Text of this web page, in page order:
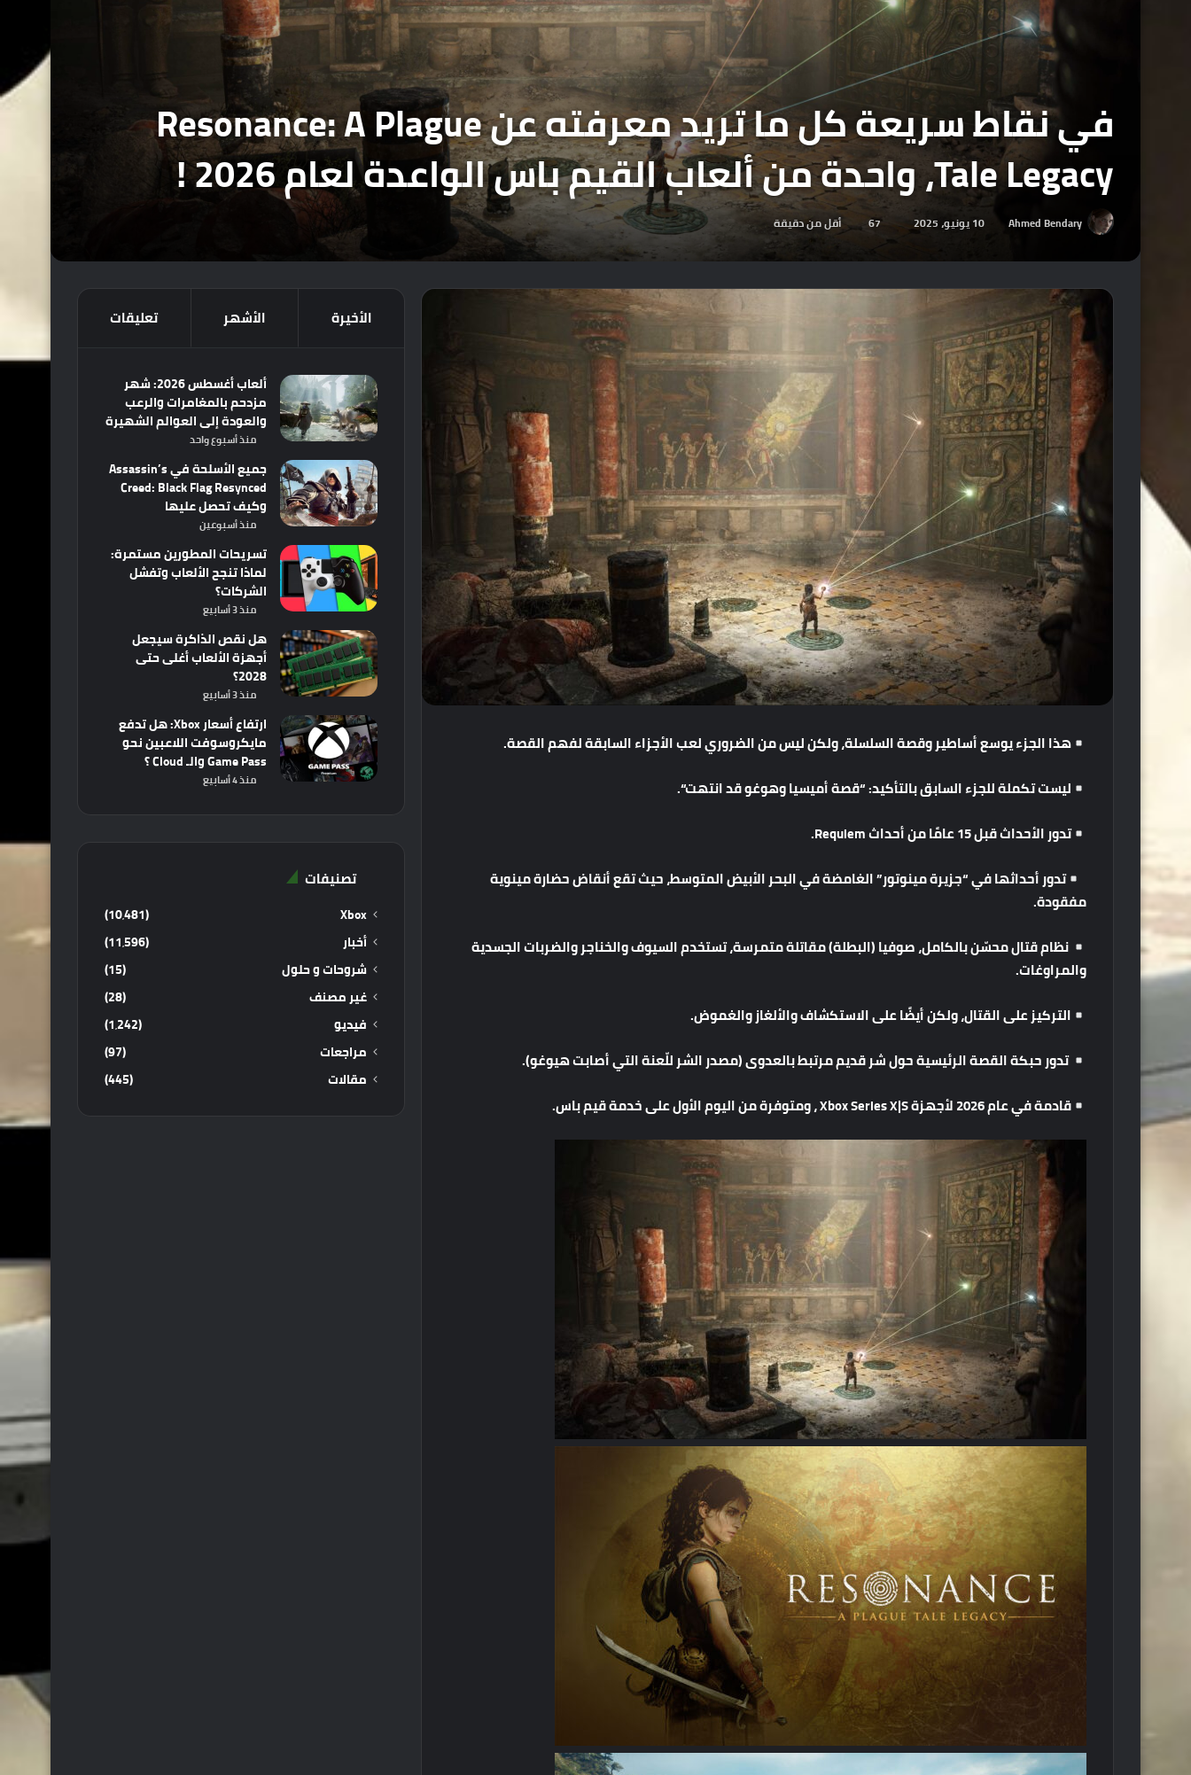
في نقاط سريعة كل ما تريد معرفته عن Resonance: A Plague
Tale Legacy، واحدة من ألعاب القيم باس الواعدة لعام 2026 !
Ahmed Bendary 10 يونيو، 2025 67 أقل من دقيقة
هذاالجزءيوسعأساطيروقصةالسلسلة،ولكنليسمنالضروريلعبالأجزاءالسابقةلفهمالقصة.
ليستتكملةللجزءالسابقبالتأكيد: “قصةأميسياوهوغوقدانتهت“.
تدورالأحداثقبل15 عامًامنأحداث
تدورأحداثهافي“جزيرةمينوتور”الغامضةفيالبحرالأبيضالمتوسط،حيثتقعأنقاضحضارةمينوية
مفقودة.
نظامقتالمحسّنبالكامل،صوفيا(البطلة)مقاتلةمتمرسة،تستخدمالسيوفوالخناجروالضرباتالجسدية
والمراوغات.
التركيزعلىالقتال،ولكنأيضًاعلىالاستكشافوالألغازوالغموض.
تدورحبكةالقصةالرئيسيةحولشرقديممرتبطبالعدوى(مصدرالشرللّعنةالتيأصابتهيوغو).
قادمةفيعام2026 لأجهزةXbox Series X|S ،ومتوفرةمناليومالأولعلىخدمةقيمباس.
الأخيرة الأشهر تعليقات
ألعاب أغسطس 2026: شهر
مزدحم بالمغامرات والرعب
والعودة إلى العوالم الشهيرة
منذ أسبوع واحد
جميع الأسلحة في Assassin’s
Creed: Black Flag Resynced
وكيف تحصل عليها
منذ أسبوعين
تسريحات المطورين مستمرة:
لماذا تنجح الألعاب وتفشل
الشركات؟
منذ 3 أسابيع
هل نقص الذاكرة سيجعل
أجهزة الألعاب أغلى حتى
2028؟
منذ 3 أسابيع
ارتفاع أسعار Xbox: هل تدفع
مايكروسوفت اللاعبين نحو
Game Pass والـ Cloud ؟
منذ 4 أسابيع
تصنيفات
Xbox
(10٬481)
أخبار
(11٬596)
شروحات و حلول
(15)
غير مصنف
(28)
فيديو
(1٬242)
مراجعات
(97)
مقالات
(445)